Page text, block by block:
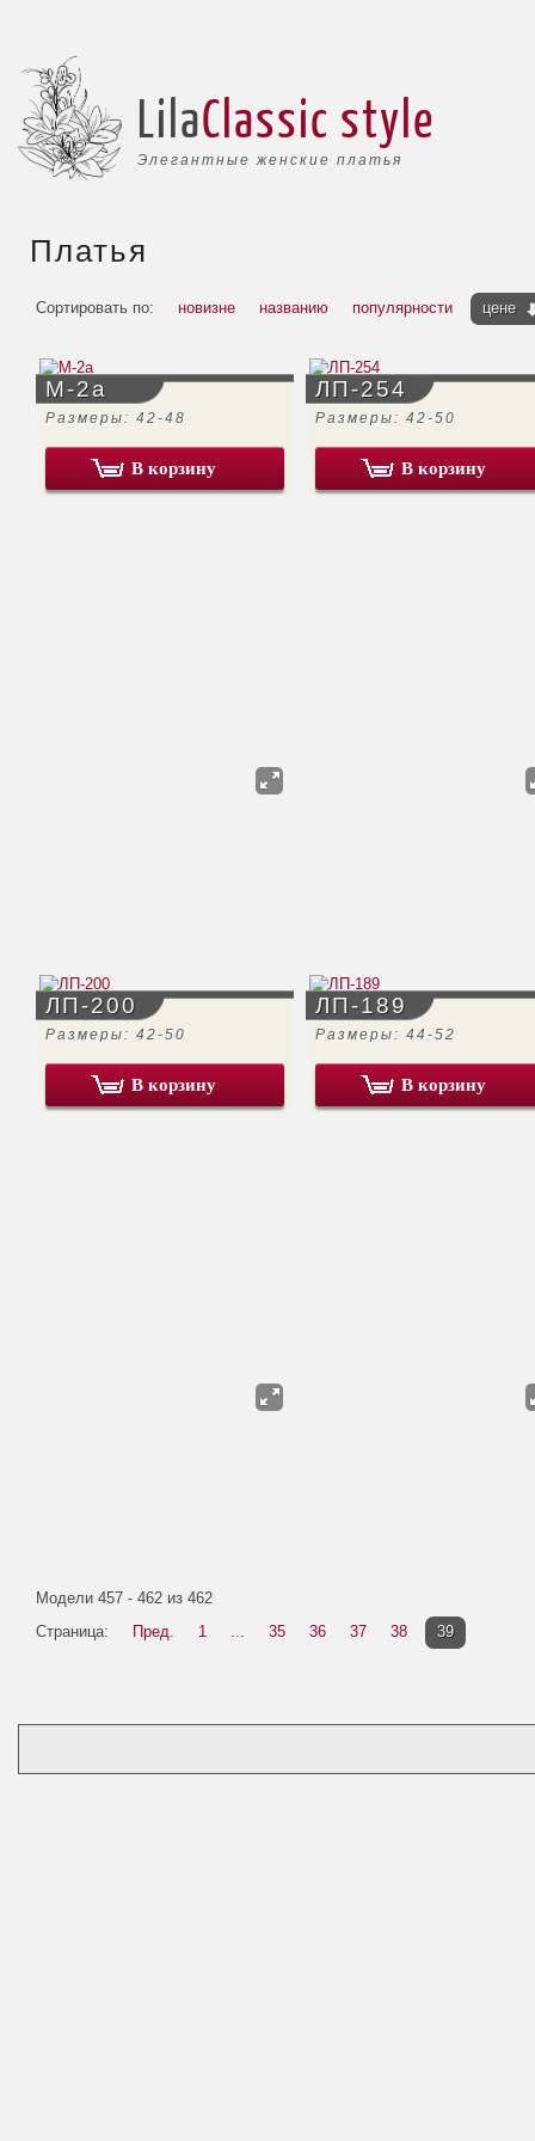
Элегантные женские платья
LilaClassic style
Платья
Сортировать по: новизне названию популярности цене
М-2а
Размеры: 42-48
В корзину
ЛП-254
Размеры: 42-50
В корзину
ЛП-200
Размеры: 42-50
В корзину
ЛП-189
Размеры: 44-52
В корзину
Модели 457 - 462 из 462
Страница:
Пред. 1 ... 35 36 37 38 39